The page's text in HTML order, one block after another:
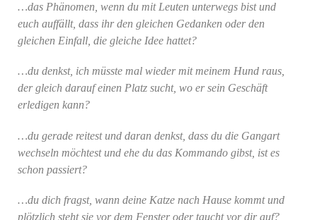
…das Phänomen, wenn du mit Leuten unterwegs bist und
euch auffällt, dass ihr den gleichen Gedanken oder den
gleichen Einfall, die gleiche Idee hattet?
…du denkst, ich müsste mal wieder mit meinem Hund raus,
der gleich darauf einen Platz sucht, wo er sein Geschäft
erledigen kann?
…du gerade reitest und daran denkst, dass du die Gangart
wechseln möchtest und ehe du das Kommando gibst, ist es
schon passiert?
…du dich fragst, wann deine Katze nach Hause kommt und
plötzlich steht sie vor dem Fenster oder taucht vor dir auf?